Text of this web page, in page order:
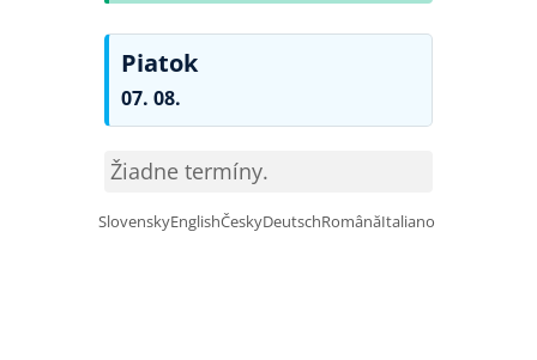
Piatok
07. 08.
Žiadne termíny.
SlovenskyEnglishČeskyDeutschRomânăItaliano